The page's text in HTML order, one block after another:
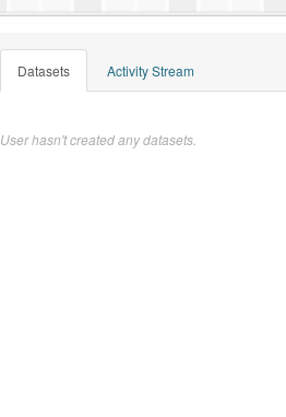
Datasets Activity Stream
User hasn't created any datasets.